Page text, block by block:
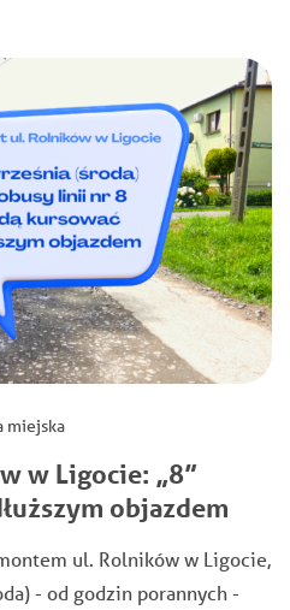
miejska
w Ligocie: „8”
objazdem
ul. Rolników w Ligocie,
- od godzin porannych -